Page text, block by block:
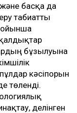
басқа да
табиғатты
бұзылуына
кәсіпорын
төленді.
делінген